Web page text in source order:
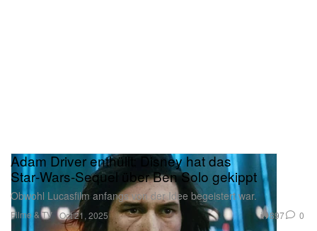
Filme & TV
Adam Driver enthüllt: Disney hat das
Star‑Wars‑Sequel über Ben Solo gekippt
Obwohl Lucasfilm anfangs von der Idee begeistert war.
Oct 21, 2025 897 0